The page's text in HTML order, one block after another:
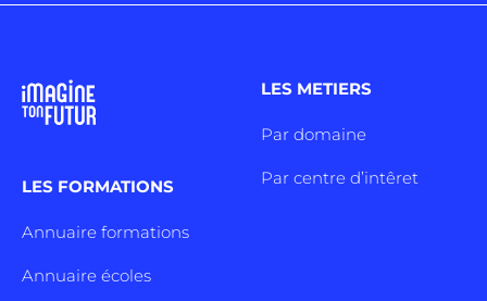
LES FORMATIONS
Annuaire formations
Annuaire écoles
LES METIERS
Par domaine
Par centre d’intêret